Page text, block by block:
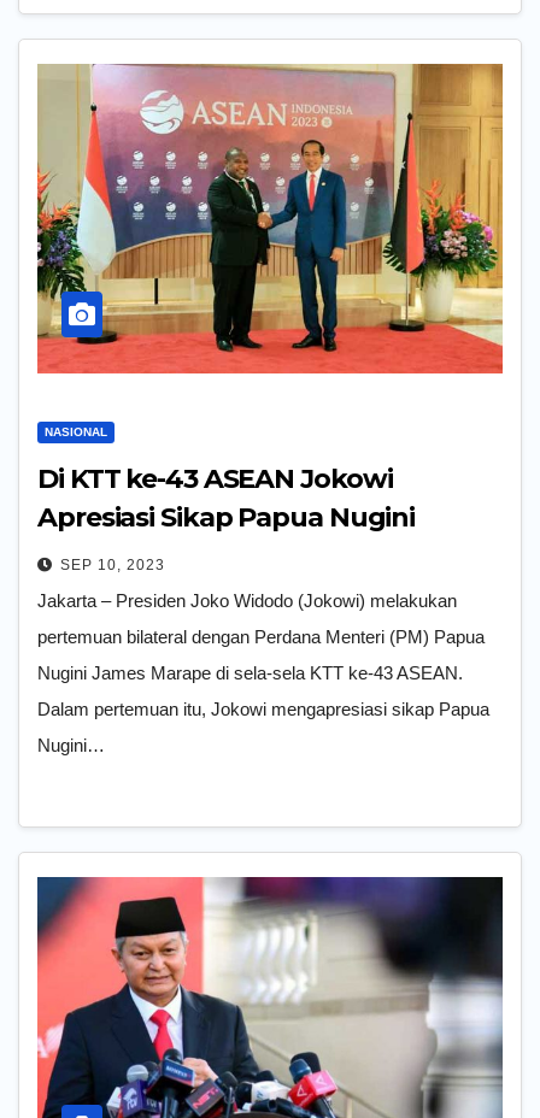
NASIONAL
Di KTT ke-43 ASEAN Jokowi
Apresiasi Sikap Papua Nugini
terhadap Kedaulatan RI
SEP 10, 2023
Jakarta – Presiden Joko Widodo (Jokowi) melakukan
pertemuan bilateral dengan Perdana Menteri (PM) Papua
Nugini James Marape di sela-sela KTT ke-43 ASEAN.
Dalam pertemuan itu, Jokowi mengapresiasi sikap Papua
Nugini…